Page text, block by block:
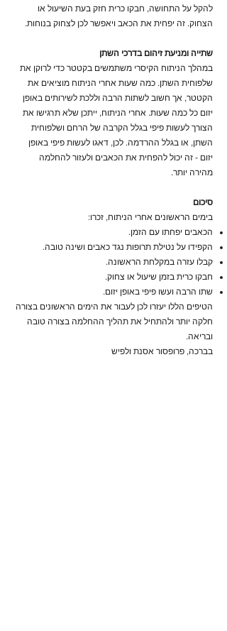
להקל על התחושה, חבקו כרית חזק בעת השיעול או
הצחוק. זה יפחית את הכאב ויאפשר לכן לצחוק בנוחות.
שתייה ומניעת זיהום בדרכי השתן
במהלך הניתוח הקיסרי משתמשים בקטטר כדי לרוקן את
שלפוחית השתן. כמה שעות אחרי הניתוח מוציאים את
הקטטר, אך חשוב לשתות הרבה וללכת לשירותים באופן
יזום כל כמה שעות. אחרי הניתוח, ייתכן שלא תרגישו את
הצורך לעשות פיפי בגלל הקרבה של הרחם ושלפוחית
השתן, או בגלל ההרדמה. לכן, דאגו לעשות פיפי באופן
יזום - זה יכול להפחית את הכאבים ולעזור להחלמה
מהירה יותר.
סיכום
בימים הראשונים אחרי הניתוח, זכרו:
הכאבים יפחתו עם הזמן.
הקפידו על נטילת תרופות נגד כאבים ושינה טובה.
קבלו עזרה במקלחת הראשונה.
חבקו כרית בזמן שיעול או צחוק.
שתו הרבה ועשו פיפי באופן יזום.
הטיפים הללו יעזרו לכן לעבור את הימים הראשונים בצורה
חלקה יותר ולהתחיל את תהליך ההחלמה בצורה טובה
ובריאה.
בברכה, פרופסור אסנת ולפיש